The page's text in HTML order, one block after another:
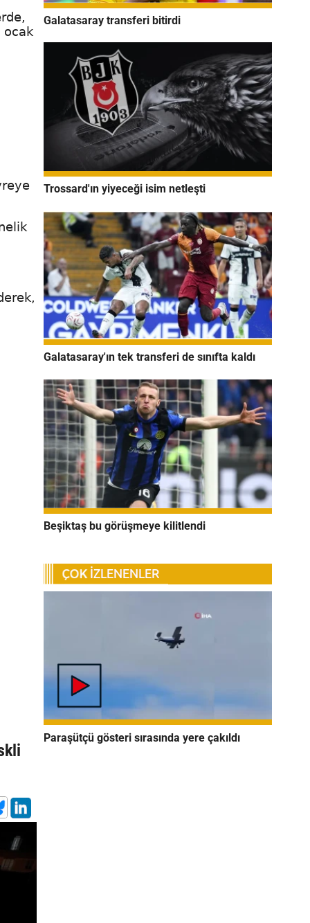
ocak
Galatasaray transferi bitirdi
Trossard'ın yiyeceği isim netleşti
Galatasaray'ın tek transferi de sınıfta kaldı
Beşiktaş bu görüşmeye kilitlendi
Paraşütçü gösteri sırasında yere çakıldı